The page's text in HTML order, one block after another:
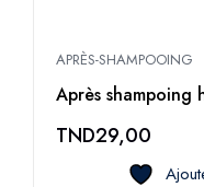
APRÈS-SHAMPOOING
Après
TND29,00